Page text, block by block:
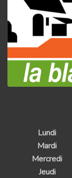
Lundi
Mardi
Mercredi
Jeudi